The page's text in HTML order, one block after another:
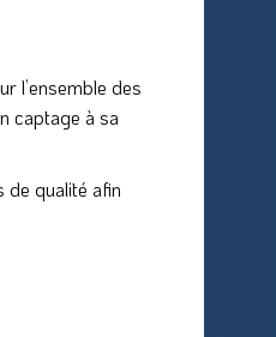
l’ensemble des
captage à sa
de qualité afin